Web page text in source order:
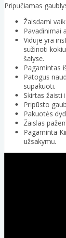
Pripučiamas
Žaisdami
Pavadinimai
Viduje yra
sužinoti
šalyse.
Pagamintas
Patogus
supakuoti.
Skirtas žaisti
Pripūsto
Pakuotės
Žaislas
Pagaminta
užsakymu.